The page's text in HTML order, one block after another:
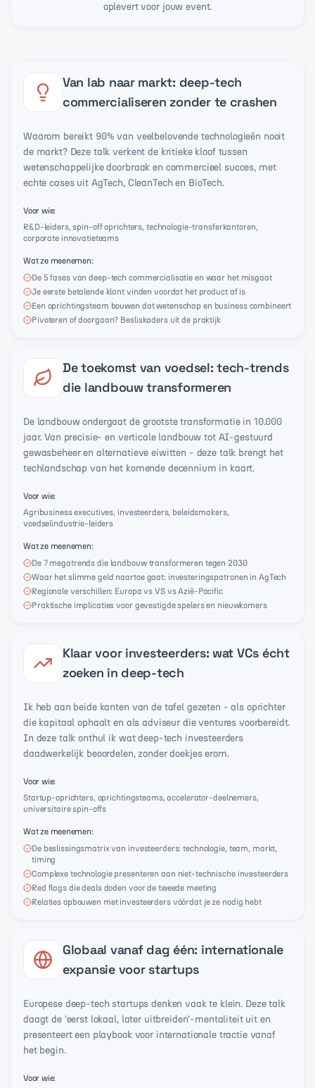
oplevert voor jouw event.
Van lab naar markt: deep-tech
commercialiseren zonder te crashen
Waarom bereikt 90% van veelbelovende technologieën nooit
de markt? Deze talk verkent de kritieke kloof tussen
wetenschappelijke doorbraak en commercieel succes, met
echte cases uit AgTech, CleanTech en BioTech.
Voor wie:
R&D-leiders, spin-off oprichters, technologie-transferkantoren,
corporate innovatieteams
Wat ze meenemen:
De 5 fases van deep-tech commercialisatie en waar het misgaat
Je eerste betalende klant vinden voordat het product af is
Een oprichtingsteam bouwen dat wetenschap en business combineert
Pivoteren of doorgaan? Besliskaders uit de praktijk
De toekomst van voedsel: tech-trends
die landbouw transformeren
De landbouw ondergaat de grootste transformatie in 10.000
jaar. Van precisie- en verticale landbouw tot AI-gestuurd
gewasbeheer en alternatieve eiwitten - deze talk brengt het
techlandschap van het komende decennium in kaart.
Voor wie:
Agribusiness executives, investeerders, beleidsmakers,
voedselindustrie-leiders
Wat ze meenemen:
De 7 megatrends die landbouw transformeren tegen 2030
Waar het slimme geld naartoe gaat: investeringspatronen in AgTech
Regionale verschillen: Europa vs VS vs Azië-Pacific
Praktische implicaties voor gevestigde spelers en nieuwkomers
Klaar voor investeerders: wat VCs écht
zoeken in deep-tech
Ik heb aan beide kanten van de tafel gezeten - als oprichter
die kapitaal ophaalt en als adviseur die ventures voorbereidt.
In deze talk onthul ik wat deep-tech investeerders
daadwerkelijk beoordelen, zonder doekjes erom.
Voor wie:
Startup-oprichters, oprichtingsteams, accelerator-deelnemers,
universitaire spin-offs
Wat ze meenemen:
De beslissingsmatrix van investeerders: technologie, team, markt,
timing
Complexe technologie presenteren aan niet-technische investeerders
Red flags die deals doden voor de tweede meeting
Relaties opbouwen met investeerders vóórdat je ze nodig hebt
Globaal vanaf dag één: internationale
expansie voor startups
Europese deep-tech startups denken vaak te klein. Deze talk
daagt de 'eerst lokaal, later uitbreiden'-mentaliteit uit en
presenteert een playbook voor internationale tractie vanaf
het begin.
Voor wie: